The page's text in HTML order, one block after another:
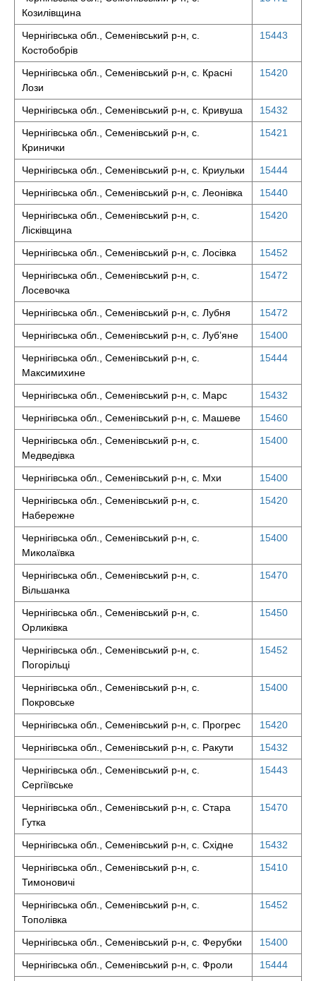
Козилівщина
Чернігівська обл., Семенівський р-н, с.
Костобобрів
15443
Чернігівська обл., Семенівський р-н, с. Красні
Лози
15420
Чернігівська обл., Семенівський р-н, с. Кривуша
15432
Чернігівська обл., Семенівський р-н, с.
Кринички
15421
Чернігівська обл., Семенівський р-н, с. Криульки
15444
Чернігівська обл., Семенівський р-н, с. Леонівка
15440
Чернігівська обл., Семенівський р-н, с.
Лісківщина
15420
Чернігівська обл., Семенівський р-н, с. Лосівка
15452
Чернігівська обл., Семенівський р-н, с.
Лосевочка
15472
Чернігівська обл., Семенівський р-н, с. Лубня
15472
Чернігівська обл., Семенівський р-н, с. Луб’яне
15400
Чернігівська обл., Семенівський р-н, с.
Максимихине
15444
Чернігівська обл., Семенівський р-н, с. Марс
15432
Чернігівська обл., Семенівський р-н, с. Машеве
15460
Чернігівська обл., Семенівський р-н, с.
Медведівка
15400
Чернігівська обл., Семенівський р-н, с. Мхи
15400
Чернігівська обл., Семенівський р-н, с.
Набережне
15420
Чернігівська обл., Семенівський р-н, с.
Миколаївка
15400
Чернігівська обл., Семенівський р-н, с.
Вільшанка
15470
Чернігівська обл., Семенівський р-н, с.
Орликівка
15450
Чернігівська обл., Семенівський р-н, с.
Погорільці
15452
Чернігівська обл., Семенівський р-н, с.
Покровське
15400
Чернігівська обл., Семенівський р-н, с. Прогрес
15420
Чернігівська обл., Семенівський р-н, с. Ракути
15432
Чернігівська обл., Семенівський р-н, с.
Сергіївське
15443
Чернігівська обл., Семенівський р-н, с. Стара
Гутка
15470
Чернігівська обл., Семенівський р-н, с. Східне
15432
Чернігівська обл., Семенівський р-н, с.
Тимоновичі
15410
Чернігівська обл., Семенівський р-н, с.
Тополівка
15452
Чернігівська обл., Семенівський р-н, с. Ферубки
15400
Чернігівська обл., Семенівський р-н, с. Фроли
15444